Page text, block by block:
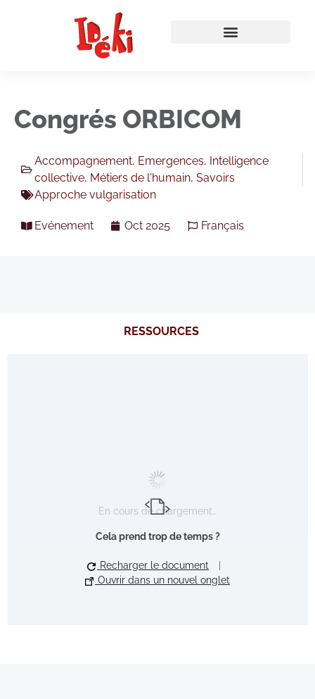
Congrés ORBICOM
Accompagnement, Emergences, Intelligence
collective, Métiers de l'humain, Savoirs
Approche vulgarisation
Evénement Oct 2025 Français
RESSOURCES
En cours de chargement…
Cela prend trop de temps ?
Recharger le document
Ouvrir dans un nouvel onglet